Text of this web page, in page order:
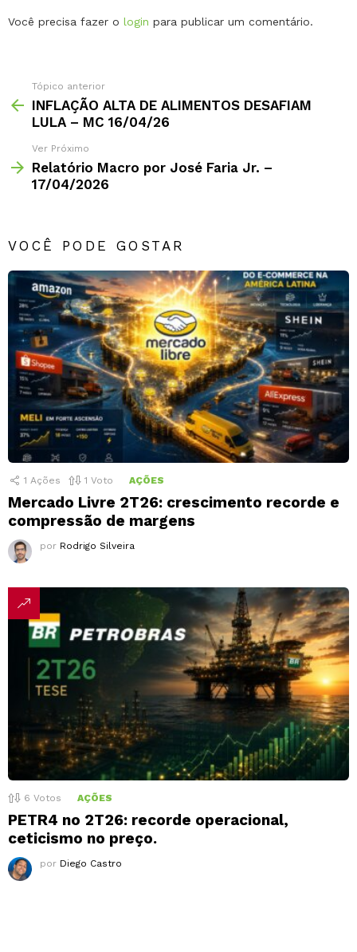
Deixe
Você precisa fazer o login para publicar um comentário.
Tópico anterior
INFLAÇÃO ALTA DE ALIMENTOS DESAFIAM
LULA – MC 16/04/26
Ver Próximo
Relatório Macro por José Faria Jr. –
17/04/2026
VOCÊ PODE GOSTAR
1 Ações 1 Voto AÇÕES
Mercado Livre 2T26: crescimento recorde e
compressão de margens
por Rodrigo Silveira
6 Votos AÇÕES
PETR4 no 2T26: recorde operacional,
ceticismo no preço.
por Diego Castro